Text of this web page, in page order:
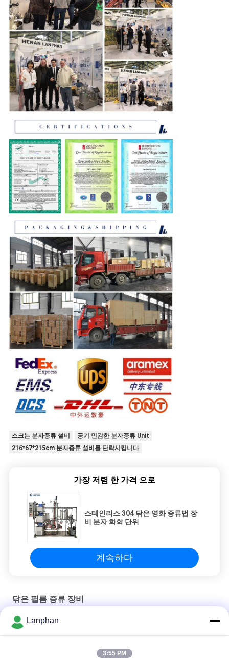
스크는 분자증류 설비
공기 민감한 분자증류 Unit
216*67*215cm 분자증류 설비를 단락시킵니다
가장 저렴 한 가격 으로
스테인리스 304 닦은 영화 증류법 장
비 분자 화학 단위
계속하다
닦은 필름 증류 장비
닦은 영화 증류법 장비 Thc 짧은 분자 전기 450 분당 회전수
Lanphan
3:55 PM